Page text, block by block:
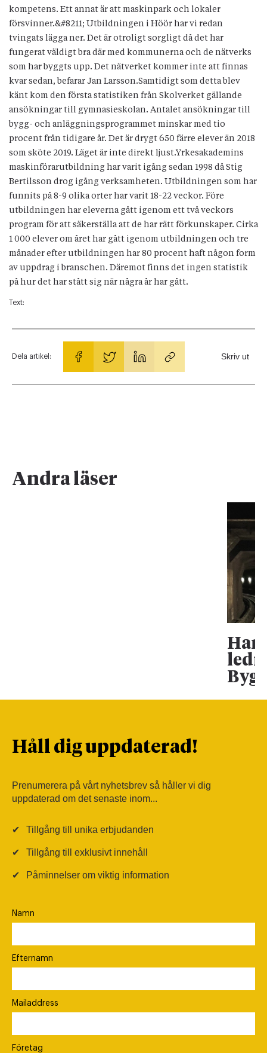
kompetens. Ett annat är att maskinpark och lokaler
försvinner.&#8211; Utbildningen i Höör har vi redan
tvingats lägga ner. Det är otroligt sorgligt då det har
fungerat väldigt bra där med kommunerna och de nätverks
som har byggts upp. Det nätverket kommer inte att finnas
kvar sedan, befarar Jan Larsson.Samtidigt som detta blev
känt kom den första statistiken från Skolverket gällande
ansökningar till gymnasieskolan. Antalet ansökningar till
bygg- och anläggningsprogrammet minskar med tio
procent från tidigare år. Det är drygt 650 färre elever än 2018
som sköte 2019. Läget är inte direkt ljust.Yrkesakademins
maskinförarutbildning har varit igång sedan 1998 då Stig
Bertilsson drog igång verksamheten. Utbildningen som har
funnits på 8-9 olika orter har varit 18-22 veckor. Före
utbildningen har eleverna gått igenom ett två veckors
program för att säkerställa att de har rätt förkunskaper. Cirka
1 000 elever om året har gått igenom utbildningen och tre
månader efter utbildningen har 80 procent haft någon form
av uppdrag i branschen. Däremot finns det ingen statistik
på hur det har stått sig när några år har gått.
Text:
Dela artikel: Skriv ut
Andra läser
Han
Håll dig uppdaterad!
Prenumerera på vårt nyhetsbrev så håller vi dig
uppdaterad om det senaste inom...
✔ Tillgång till unika erbjudanden
✔ Tillgång till exklusivt innehåll
✔ Påminnelser om viktig information
Namn
Efternamn
Mailaddress
Företag